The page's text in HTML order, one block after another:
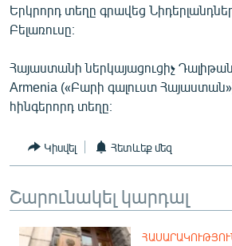
ՄԻՋԱԶԳԱՅԻՆ
ՄՇԱԿՈՒՅԹ
ՍՊՈՐՏ
ՄԵԿՆԱԲԱՆՈՒԹՅՈՒՆ
ԿՈՐՈՆԱՎԻՐՈՒՍ
ՏԵՍԱՆՅՈՒԹԵՐ
Երկրորդ տեղը գրավեց
Բելառուսը։
Հայաստանի ներկայացուցիչ
Armenia («Բարի գալուստ
հինգերորդ տեղը։
Կիսվել Հետևեք մեզ
Շարունակել կարդալ